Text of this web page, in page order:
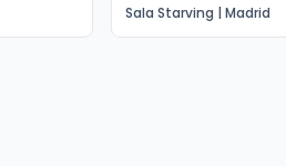
Sala Starving | Madrid